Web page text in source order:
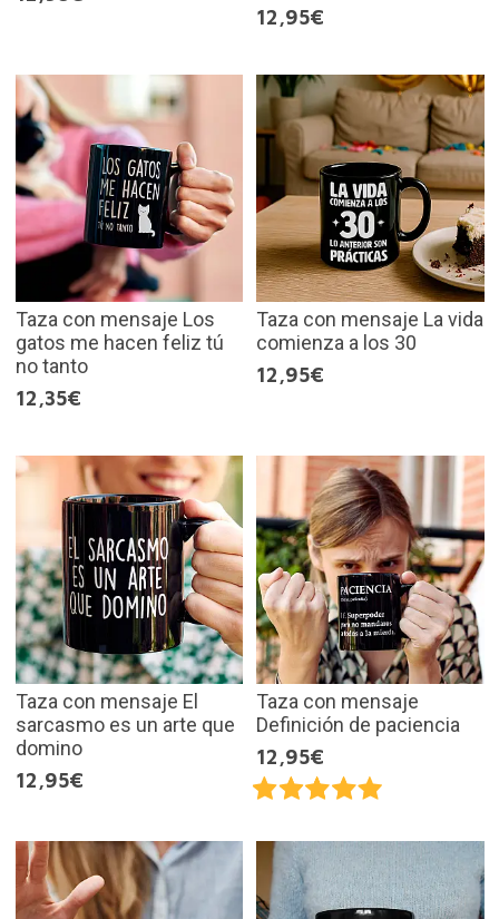
12,95€
Taza con mensaje Los
gatos me hacen feliz tú
no tanto
12,35€
Taza con mensaje La vida
comienza a los 30
12,95€
Taza con mensaje El
sarcasmo es un arte que
domino
12,95€
Taza con mensaje
Definición de paciencia
12,95€